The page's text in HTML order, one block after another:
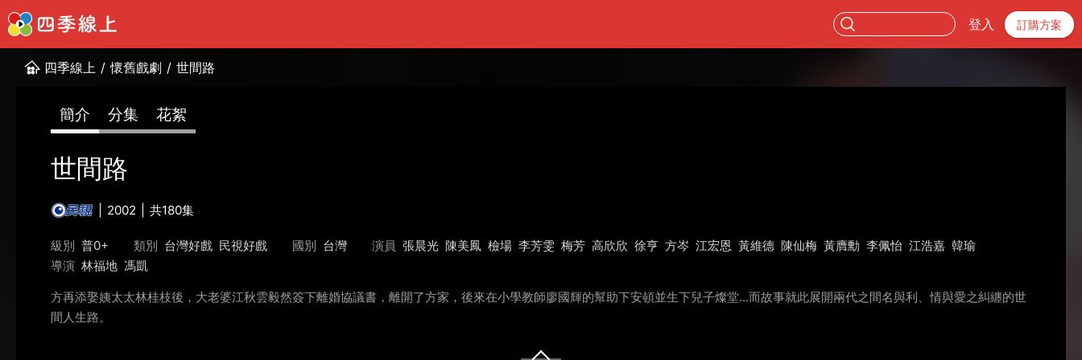
登入 訂購方案
四季線上 / 懷舊戲劇 / 世間路
簡介 分集 花絮
世間路
2002 共180集
級別 普0+ 類別 台灣好戲 民視好戲 國別 台灣 演員 張晨光 陳美鳳 檢場 李芳雯 梅芳 高欣欣 徐亨 方岑 江宏恩 黃維德 陳仙梅 黃膺勳 李佩怡 江浩嘉 韓瑜
導演 林福地 馮凱
方再添娶姨太太林桂枝後，大老婆江秋雲毅然簽下離婚協議書，離開了方家，後來在小學教師廖國輝的幫助下安頓並生下兒子燦堂...而故事就此展開兩代之間名與利、情與愛之糾纏的世
間人生路。